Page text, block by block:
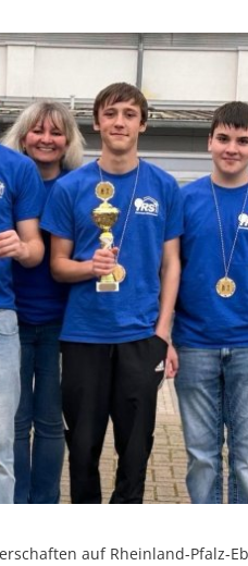
auf Rheinland-Pfalz-